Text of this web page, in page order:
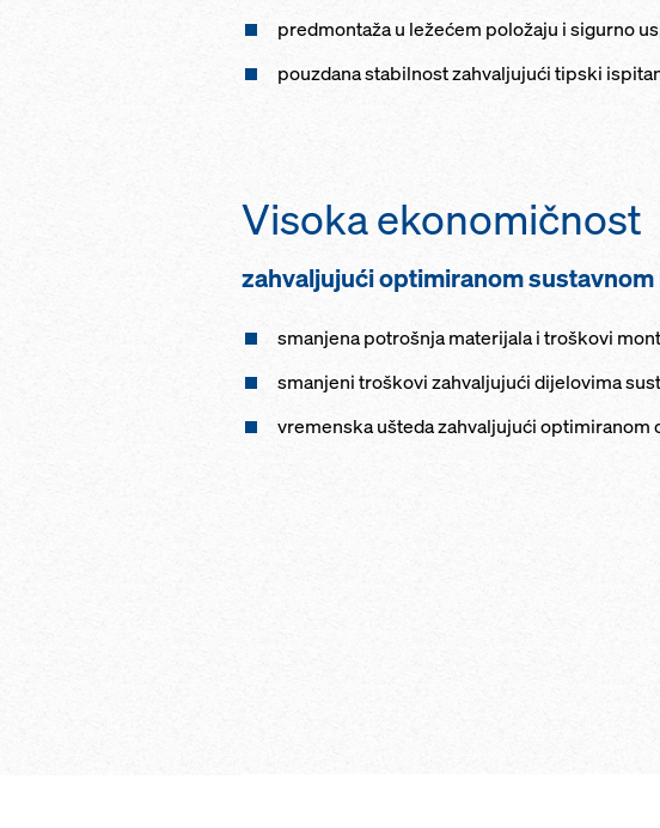
predmontaža u ležećem položaju i sigurno
pouzdana stabilnost zahvaljujući tipski
Visoka ekonomičnost
zahvaljujući optimiranom
smanjena potrošnja materijala i troškovi
smanjeni troškovi zahvaljujući dijelovima
vremenska ušteda zahvaljujući optimiranom